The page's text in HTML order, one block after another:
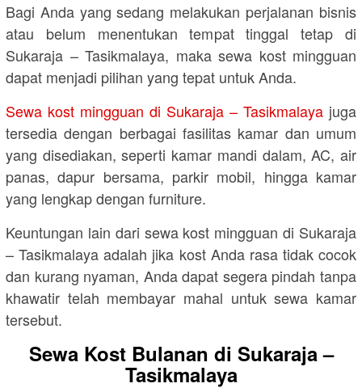
Bagi Anda yang sedang melakukan perjalanan bisnis
atau belum menentukan tempat tinggal tetap di
Sukaraja – Tasikmalaya, maka sewa kost mingguan
dapat menjadi pilihan yang tepat untuk Anda.
Sewa kost mingguan di Sukaraja – Tasikmalaya juga
tersedia dengan berbagai fasilitas kamar dan umum
yang disediakan, seperti kamar mandi dalam, AC, air
panas, dapur bersama, parkir mobil, hingga kamar
yang lengkap dengan furniture.
Keuntungan lain dari sewa kost mingguan di Sukaraja
– Tasikmalaya adalah jika kost Anda rasa tidak cocok
dan kurang nyaman, Anda dapat segera pindah tanpa
khawatir telah membayar mahal untuk sewa kamar
tersebut.
Sewa Kost Bulanan di Sukaraja –
Tasikmalaya